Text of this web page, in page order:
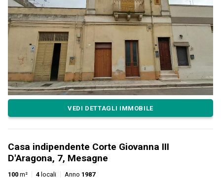
VEDI DETTAGLI IMMOBILE
Casa indipendente Corte Giovanna III
D'Aragona, 7, Mesagne
100 m² 4 locali Anno 1987